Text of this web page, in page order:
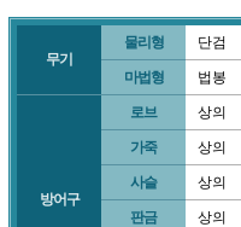
무기
물리형 단검
마법형 법봉
방어구
로브 상의
가죽 상의
사슬 상의
판금 상의